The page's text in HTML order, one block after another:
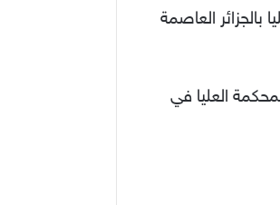
العاصمة
العليا في